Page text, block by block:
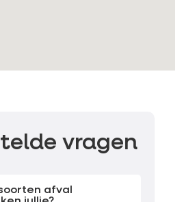
vragen
afval